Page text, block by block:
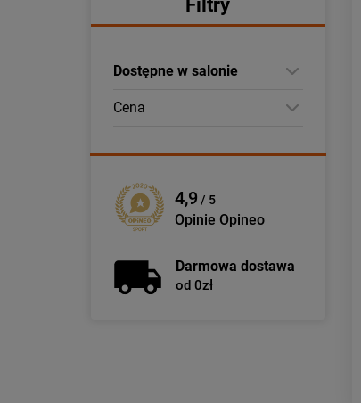
Filtry
Dostępne w salonie
Cena
4,9 / 5
Opinie Opineo
Darmowa dostawa
od 0zł